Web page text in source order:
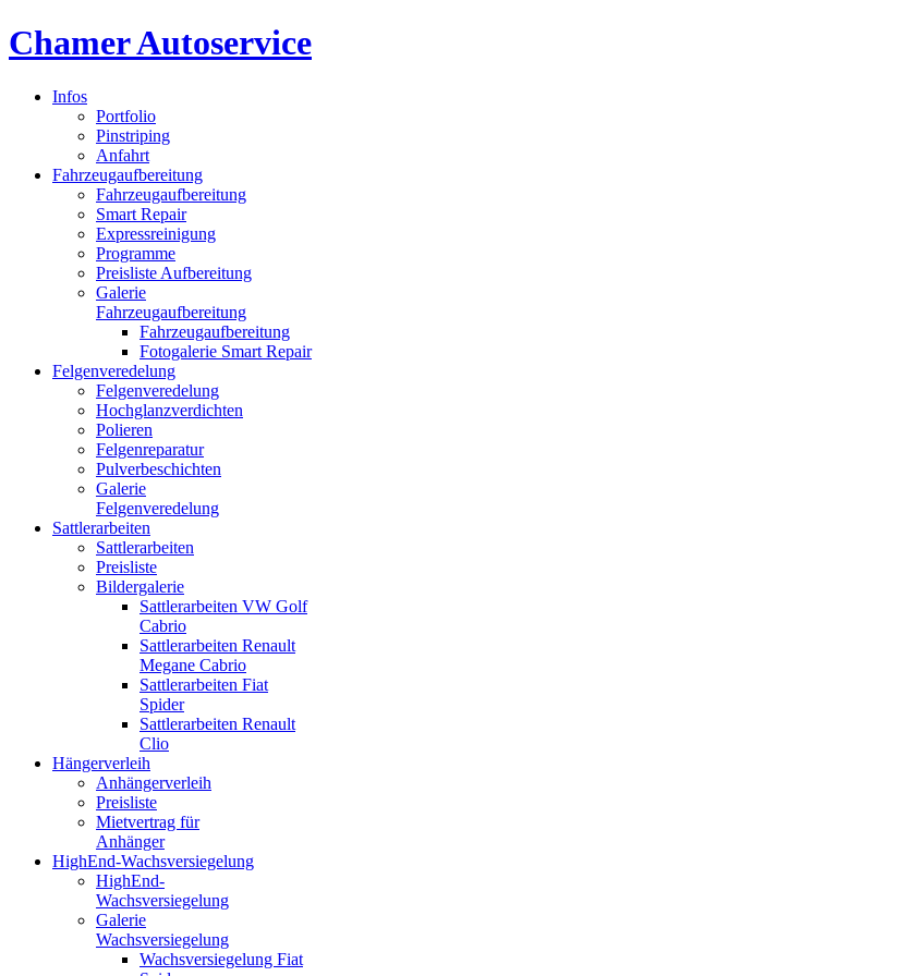
Chamer Autoservice
Infos
Portfolio
Pinstriping
Anfahrt
Fahrzeugaufbereitung
Fahrzeugaufbereitung
Smart Repair
Expressreinigung
Programme
Preisliste Aufbereitung
Galerie
Fahrzeugaufbereitung
Fahrzeugaufbereitung
Fotogalerie Smart Repair
Felgenveredelung
Felgenveredelung
Hochglanzverdichten
Polieren
Felgenreparatur
Pulverbeschichten
Galerie
Felgenveredelung
Sattlerarbeiten
Sattlerarbeiten
Preisliste
Bildergalerie
Sattlerarbeiten VW Golf
Cabrio
Sattlerarbeiten Renault
Megane Cabrio
Sattlerarbeiten Fiat
Spider
Sattlerarbeiten Renault
Clio
Hängerverleih
Anhängerverleih
Preisliste
Mietvertrag für
Anhänger
HighEnd-Wachsversiegelung
HighEnd-
Wachsversiegelung
Galerie
Wachsversiegelung
Wachsversiegelung Fiat